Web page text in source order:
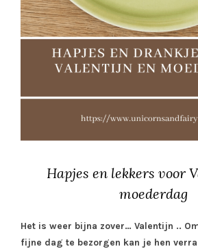
Hapjes en lekkers voor
moederdag
Het is weer bijna zover… Valentijn ..
fijne dag te bezorgen kan je hen